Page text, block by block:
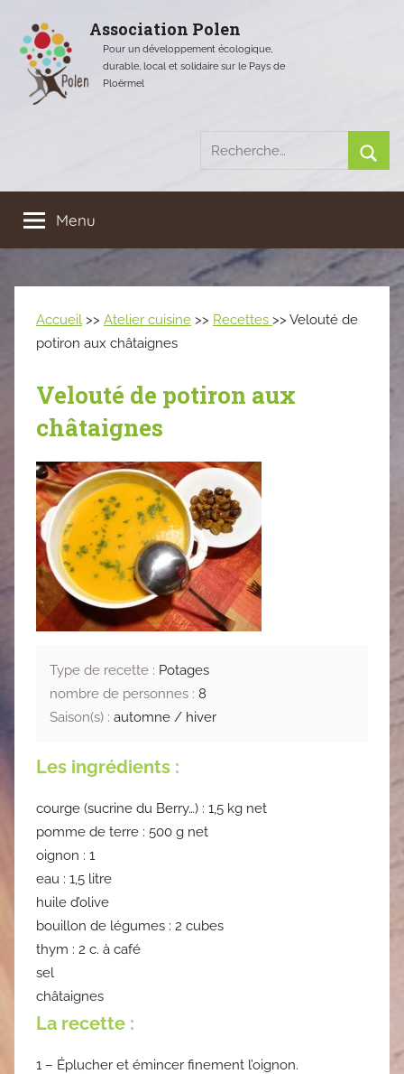
contenu
Association Polen
Pour un développement écologique,
durable, local et solidaire sur le Pays de
Ploërmel
Recherche
:
Menu
Accueil >> Atelier cuisine >> Recettes >> Velouté de
potiron aux châtaignes
Velouté de potiron aux
châtaignes
Type de recette : Potages
nombre de personnes : 8
Saison(s) : automne / hiver
Les ingrédients :
courge (sucrine du Berry…) : 1,5 kg net
pomme de terre : 500 g net
oignon : 1
eau : 1,5 litre
huile d’olive
bouillon de légumes : 2 cubes
thym : 2 c. à café
sel
châtaignes
La recette :
1 – Éplucher et émincer finement l’oignon.